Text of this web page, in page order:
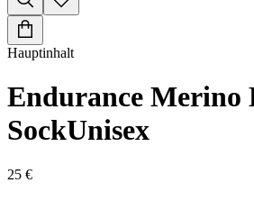
Hauptinhalt
Endurance Merino
SockUnisex
25 €